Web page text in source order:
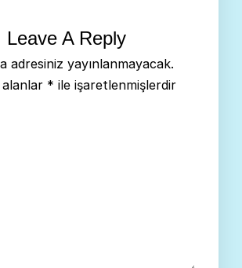
Leave A Reply
adresiniz yayınlanmayacak.
* ile işaretlenmişlerdir